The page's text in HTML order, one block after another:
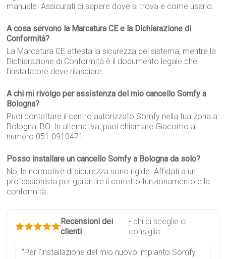
manuale. Assicurati di sapere dove si trova e come usarlo.
A cosa servono la Marcatura CE e la Dichiarazione di
Conformità?
La Marcatura CE attesta la sicurezza del sistema, mentre la
Dichiarazione di Conformità è il documento legale che
l'installatore deve rilasciare.
A chi mi rivolgo per assistenza del mio cancello Somfy a
Bologna?
Puoi contattare il centro autorizzato Somfy nella tua zona a
Bologna, BO. In alternativa, puoi chiamare Giacomo al
numero 051 0910471.
Posso installare un cancello Somfy a Bologna da solo?
No, le normative di sicurezza sono rigide. Affidati a un
professionista per garantire il corretto funzionamento e la
conformità.
Recensioni dei
clienti
• chi ci sceglie ci
consiglia
“Per l'installazione del mio nuovo impianto Somfy